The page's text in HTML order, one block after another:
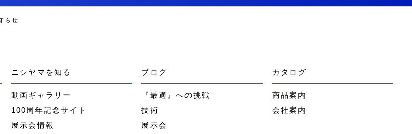
らせ
ニシヤマを知る
動画ギャラリー
100周年記念サイト
展示会情報
ブログ
『最適』への挑戦
技術
展示会
カタログ
商品案内
会社案内